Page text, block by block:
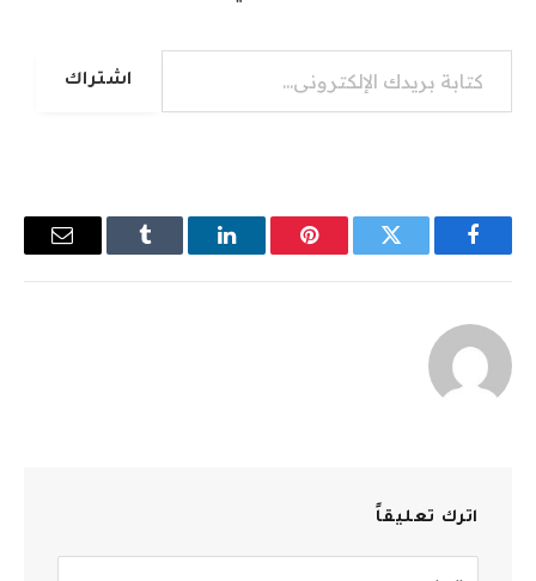
كتابة بريدك الإلكتروني...
اشتراك
فيسبوك تويتر بينتيريستلينكدإن Tumblr
البريد
اترك تعليقاً